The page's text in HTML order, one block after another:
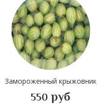
Замороженный крыжовник
550 руб